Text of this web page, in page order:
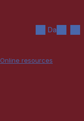
Da
Online resources